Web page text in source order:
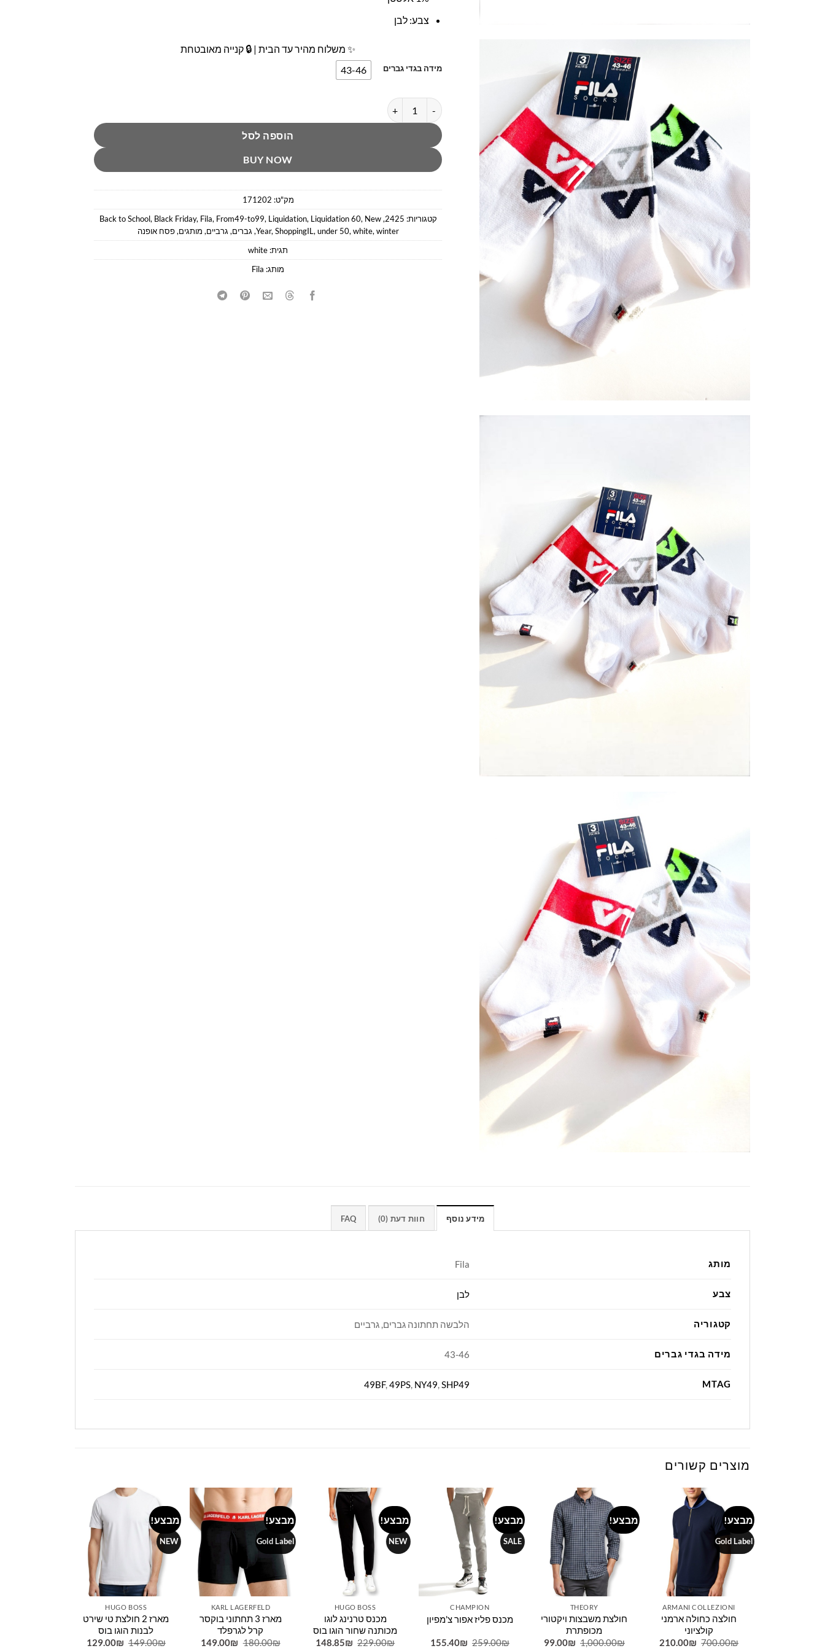
צבע: לבן
✨ משלוח מהיר עד הבית | 🔒 קנייה מאובטחת
מידה בגדי גברים 43-46
כמות של מארז 3 זוגות גרביים קצרות פס לוגו פילה
הוספה לסל
BUY NOW
מק"ט: 171202
קטגוריות: 2425
,
Back to School, Black Friday, Fila, From49-to99, Liquidation, Liquidation 60, New
Year, ShoppingIL, under 50, white, winter
, גברים, גרביים, מותגים,פסח אופנה
תגית: white
מותג: Fila
מידע נוסף חוות דעת (0) FAQ
מותג Fila
צבע לבן
קטגוריה הלבשה תחתונה גברים, גרביים
מידה בגדי גברים 43-46
MTAG
49BF,49PS, NY49,SHP49
מוצרים קשורים
מבצע!
Gold Label
ARMANI COLLEZIONI
חולצה כחולה ארמני
קולציוני
700.00₪
המחיר
210.00₪
מבצע!
Add to
wishlist
THEORY
חולצת משבצות ויקטורי
מכופתרת
1,000.00₪
המחיר
99.00₪
מבצע!
SALE
CHAMPION
מכנס פליז אפור צ'מפיון
259.00₪
המחיר
155.40₪
מבצע!
NEW
HUGO BOSS
מכנס טרנינג לוגו
מכותנה שחור הוגו בוס
229.00₪
המחיר
148.85₪
מבצע!
Gold Label
Add to
wishlist
KARL LAGERFELD
מארז 3 תחתוני בוקסר
קרל לגרפלד
180.00₪
המחיר
149.00₪
המחיר
מבצע!
NEW
Add to
wishlist
HUGO BOSS
מארז 2 חולצת טי שירט
לבנות הוגו בוס
149.00₪
המחיר
129.00₪